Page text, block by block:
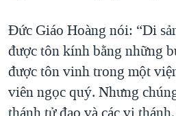
Đức Giáo Hoàng nói: “Di
được tôn kính bằng những
được tôn vinh trong một
viên ngọc quý. Nhưng